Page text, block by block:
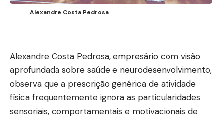
Alexandre Costa Pedrosa
Alexandre Costa Pedrosa, empresário com visão
aprofundada sobre saúde e neurodesenvolvimento,
observa que a prescrição genérica de atividade
física frequentemente ignora as particularidades
sensoriais, comportamentais e motivacionais de